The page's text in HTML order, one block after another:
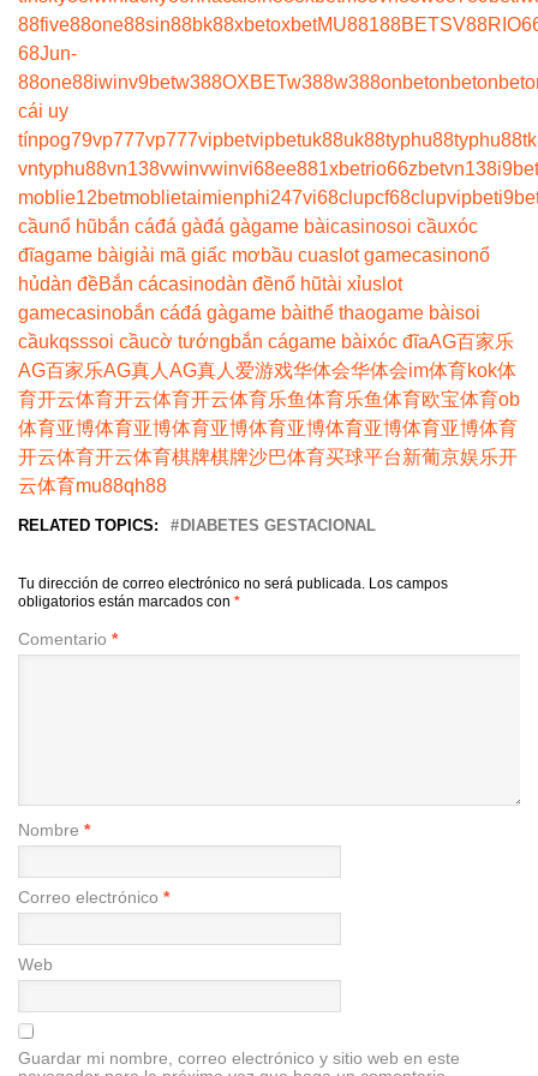
88five88one88sin88bk88xbetoxbetMU88188BETSV88
68Jun-
88one88iwinv9betw388OXBETw388w388onbetonbetonbet
cái uy
tínpog79vp777vp777vipbetvipbetuk88uk88typhu88typhu88
vntyphu88vn138vwinvwinvi68ee881xbetrio66zbetvn138
moblie12betmoblietaimienphi247vi68clupcf68clupvipbet
cầunổ hũbắn cáđá gàđá gàgame bàicasinosoi cầuxóc
đĩagame bàigiải mã giấc mơbầu cuaslot gamecasinonổ
hủdàn đềBắn cácasinodàn đềnổ hũtài xỉuslot
gamecasinobắn cáđá gàgame bàithể thaogame bàisoi
cầukqsssoi cầucờ tướngbắn cágame bàixóc đĩaAG百家乐
AG百家乐AG真人 AG真人 爱游戏华体会华体会im体育kok体
育开云体育开云体育开云体育乐鱼体育乐鱼体育欧宝体育ob
体育亚博体育亚博体育亚博体育亚博体育亚博体育亚博体育
开云体育开云体育棋牌棋牌沙巴体育买球平台新葡京娱乐开
云体育mu88qh88
RELATED TOPICS: DIABETES GESTACIONAL
Tu dirección de correo electrónico no será publicada. Los campos
obligatorios están marcados con *
Comentario *
Nombre *
Correo electrónico *
Web
Guardar mi nombre, correo electrónico y sitio web en este